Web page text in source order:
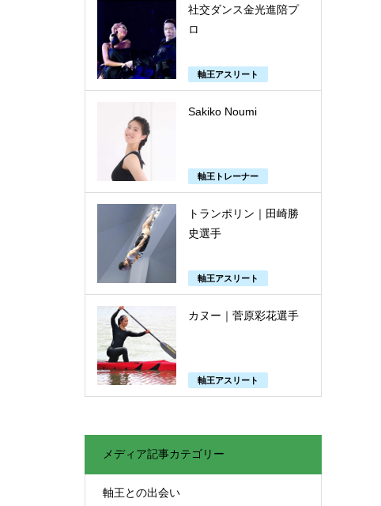
社交ダンス金光進陪プ
ロ
軸王アスリート
Sakiko Noumi
軸王トレーナー
トランポリン｜田崎勝
史選手
軸王アスリート
カヌー｜菅原彩花選手
軸王アスリート
メディア記事カテゴリー
軸王との出会い